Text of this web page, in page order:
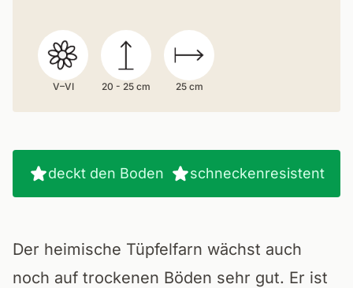
V–VI 20 - 25 cm 25 cm
deckt den Boden schneckenresistent
Der heimische Tüpfelfarn wächst auch
noch auf trockenen Böden sehr gut. Er ist